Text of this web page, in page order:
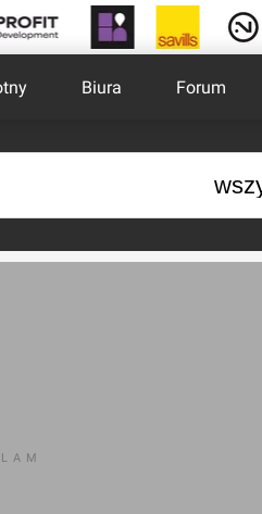
Biura Forum